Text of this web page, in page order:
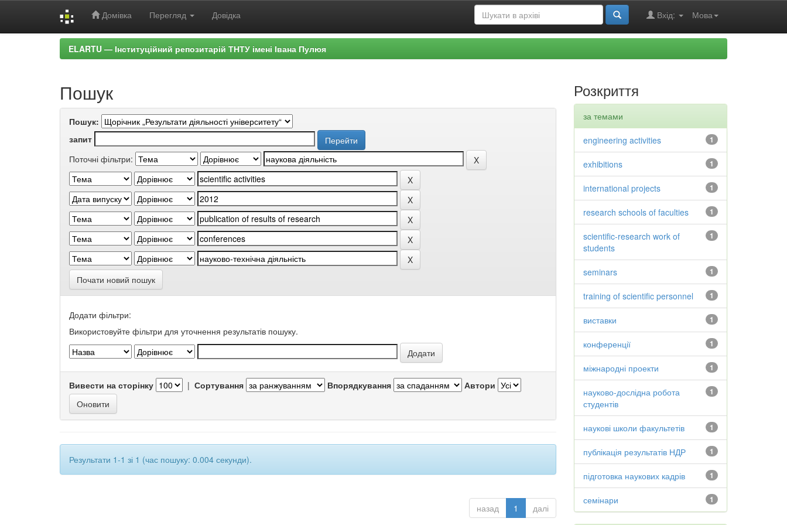
Домівка Перегляд Довідка Мова
Вхід:
ELARTU — Інституційний репозитарій ТНТУ імені Івана Пулюя
Пошук
Пошук:
запит
Поточні фільтри:
Почати новий пошук
Додати фільтри:
Використовуйте фільтри для уточнення результатів пошуку.
Вивести на сторінку | Сортування Впорядкування Автори
Результати 1-1 зі 1 (час пошуку: 0.004 секунди).
назад 1 далі
Розкриття
за темами
1
engineering activities
1
exhibitions
1
international projects
1
research schools of faculties
1
scientific-research work of
students
1
seminars
1
training of scientific personnel
1
виставки
1
конференції
1
міжнародні проекти
1
науково-дослідна робота
студентів
1
наукові школи факультетів
1
публікація результатів НДР
1
підготовка наукових кадрів
1
семінари